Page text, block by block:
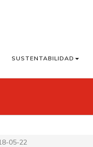
SUSTENTABILIDAD
05-22